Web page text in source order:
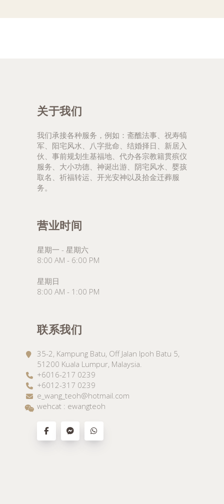
关于我们
我们承接各种服务，例如：斋醮法事、祝寿犒
军、阳宅风水、八字批命、结婚择日、新居入
伙、事前规划生基福地、代办各宗教籍贯殡仪
服务、大小功德、神诞出游、阴宅风水、婴孩
取名、祈福转运、开光安神以及拾金迁葬服
务。
营业时间
星期一 - 星期六
8:00 AM - 6:00 PM
星期日
8:00 AM - 1:00 PM
联系我们
35-2, Kampung Batu, Off Jalan Ipoh Batu 5,
51200 Kuala Lumpur, Malaysia.
+6016-217 0239
+6012-317 0239
e_wang_teoh@hotmail.com
wehcat : ewangteoh